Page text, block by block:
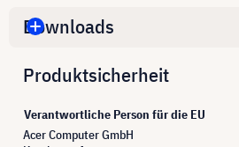
Downloads
Produktsicherheit
Verantwortliche Person für die EU
Acer Computer GmbH